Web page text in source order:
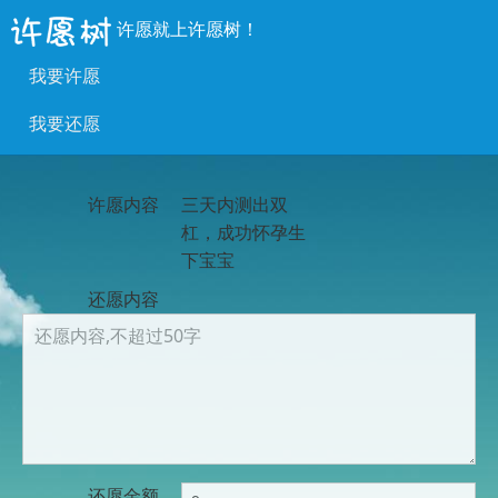
许愿就上许愿树！
我要许愿
我要还愿
许愿内容
三天内测出双
杠，成功怀孕生
下宝宝
还愿内容